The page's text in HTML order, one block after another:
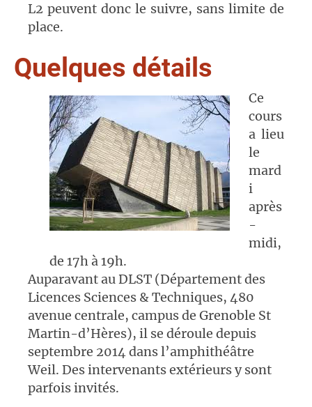
L2 peuvent donc le suivre, sans limite de
place.
Quelques détails
Ce
cours
a lieu
le
mard
i
après
-
midi,
de 17h à 19h.
Auparavant au DLST (Département des
Licences Sciences & Techniques, 480
avenue centrale, campus de Grenoble St
Martin-d’Hères), il se déroule depuis
septembre 2014 dans l’amphithéâtre
Weil. Des intervenants extérieurs y sont
parfois invités.